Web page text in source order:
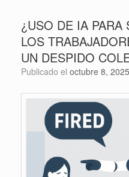
¿USO DE IA PARA
LOS
UN DESPIDO
Publicado el octubre 8, 2025